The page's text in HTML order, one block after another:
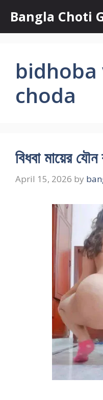
content
Bangla Choti
bidhoba
choda
বিধবা মায়ের যৌন
April 15, 2026 by